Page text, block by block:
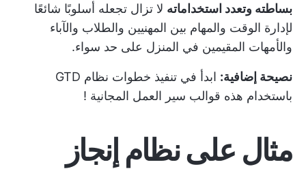
بساطته وتعدد استخداماته لا تزال تجعله أسلوبًا شائعًا
لإدارة الوقت والمهام بين المهنيين والطلاب والآباء
والأمهات المقيمين في المنزل على حد سواء.
نصيحة إضافية:
ابدأ في تنفيذ خطوات نظام GTD
باستخدام هذه قوالب سير العمل المجانية !
مثال على نظام إنجاز